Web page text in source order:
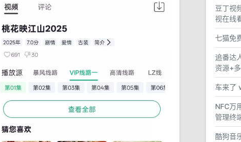
豆丁视
视在线
七猫免
追番达
资源+
车来了
NFC万
管理终
酷狗音